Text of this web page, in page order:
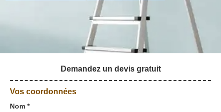
Demandez un devis gratuit
Vos coordonnées
Nom *